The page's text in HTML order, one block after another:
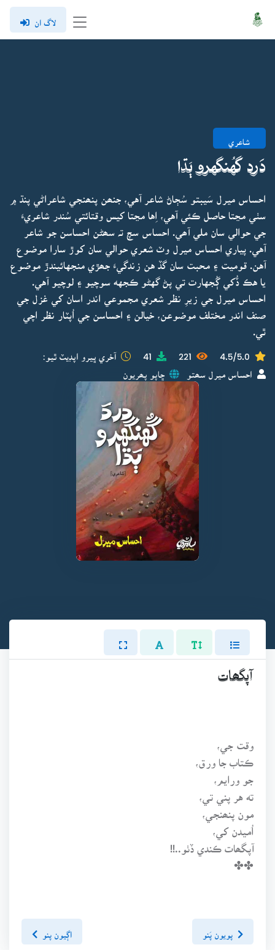
لاگ ان
شاعري
دَرد گهُنگهرو ٻَڌا
احساس ميرل سَيبتو سُڄاڻ شاعر آهي، جنھن پنھنجي شاعراڻي پنڌ ۾
سٺي مڃتا حاصل ڪئي آهي، اِها مڃتا کيس وقتائتي سُندر شاعريءَ
جي حوالي سان ملي آھي. احساس سچ تہ سھڻن احساسن جو شاعر
آهي. پياري احساس ميرل وٽ شعري حوالي سان کوڙ سارا موضوع
آهن. قوميت ۽ محبت سان گڏ هن زندگيءَ جھڙي منجهائيندڙ موضوع
يا هڪ ڏُکي ڳُجهارت تي پڻ گهڻو ڪجهه سوچيو ۽ لوچيو آهي.
احساس ميرل جي زيرِ نظر شعري مجموعي اندر اسان کي غزل جي
صنف اندر مختلف موضوعن، خيالن ۽ احساسن جي اُپٽار نظر اچي
ٿي.
4.5/5.0
221
41 آخري ڀيرو اپڊيٽ ٿيو:
احساس ميرل سھتو ڇاپو پھريون
آپگھات
ڪتاب جا ورق،
جو ورايم،
اُميدن کي،
آپگھات ڪندي ڏٺو..!!
✤✤
پويون پَنو اڳيون پنو